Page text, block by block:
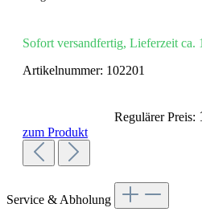
Sofort versandfertig, Lieferzeit ca.
Artikelnummer: 102201
Regulärer Preis:
zum Produkt
Service & Abholung